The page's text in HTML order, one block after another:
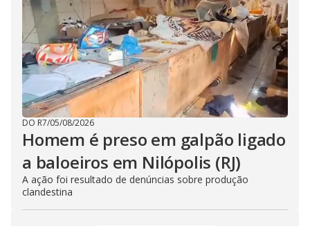
DO R7/05/08/2026
Homem é preso em galpão ligado
a baloeiros em Nilópolis (RJ)
A ação foi resultado de denúncias sobre produção
clandestina